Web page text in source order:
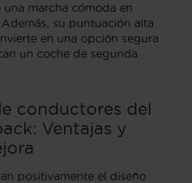
marcha cómoda en
su puntuación alta
en una opción segura
un coche de segunda
conductores del
Ventajas y
positivamente el diseño